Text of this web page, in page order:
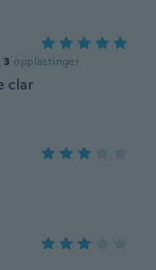
3 opplastinger
clar